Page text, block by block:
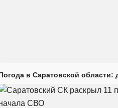
в Саратовской области: